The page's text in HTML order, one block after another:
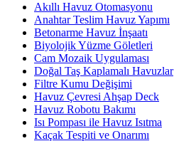
Akıllı Havuz Otomasyonu
Anahtar Teslim Havuz Yapımı
Betonarme Havuz İnşaatı
Biyolojik Yüzme Göletleri
Cam Mozaik Uygulaması
Doğal Taş Kaplamalı Havuzlar
Filtre Kumu Değişimi
Havuz Çevresi Ahşap Deck
Havuz Robotu Bakımı
Isı Pompası ile Havuz Isıtma
Kaçak Tespiti ve Onarımı